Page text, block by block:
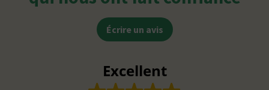
Écrire un avis
Excellent